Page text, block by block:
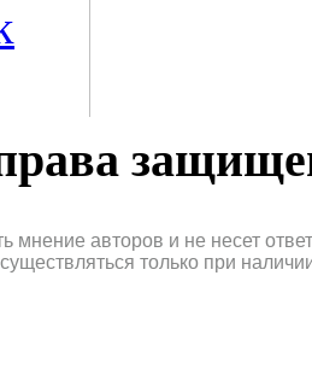
мнение авторов и не несет
только при